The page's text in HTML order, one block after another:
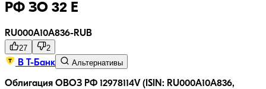
РФ ЗО 32 Е
RU000A10A836-RUB
27 2
В Т-Банк Альтернативы
Облигация ОВОЗ РФ 12978114V (ISIN: RU000A10A836,